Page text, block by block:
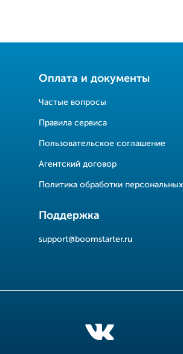
Оплата и документы
Частые вопросы
Правила сервиса
Пользовательское соглашение
Агентский договор
Политика обработки
Поддержка
support@boomstarter.ru